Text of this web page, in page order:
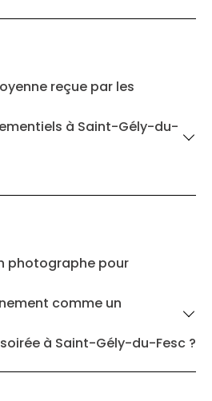
reçue par les
à Saint-Gély-du-
photographe pour
comme un
à Saint-Gély-du-Fesc ?